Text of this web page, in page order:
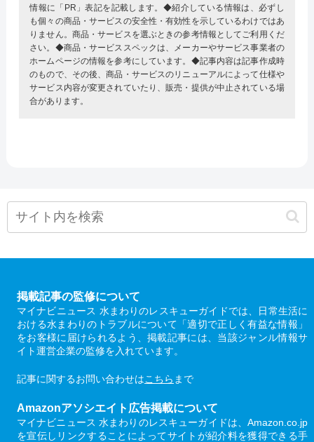
情報に「PR」表記を記載します。◆紹介している情報は、必ずし
も個々の商品・サービスの安全性・有効性を示しているわけではあ
りません。商品・サービスを選ぶときの参考情報としてご利用くだ
さい。◆商品・サービススペックは、メーカーやサービス事業者の
ホームページの情報を参考にしています。◆記事内容は記事作成時
のもので、その後、商品・サービスのリニューアルによって仕様や
サービス内容が変更されていたり、販売・提供が中止されている場
合があります。
掲載記事の監修について
マイナビニュース 水まわりのレスキューガイドでは、日常生活に
おける水まわりのトラブルについて「適切で正しく有益な情報」
をお客様に届けられるよう、掲載記事には、当該ジャンル情報サ
イト運営企業の監修を入れています。
記事に関するお問い合わせはこちら まで
Amazonアソシエイト広告掲載について
マイナビニュース 水まわりのレスキューガイドは、Amazon.co.jp
を宣伝しリンクすることによってサイトが紹介料を獲得できる手